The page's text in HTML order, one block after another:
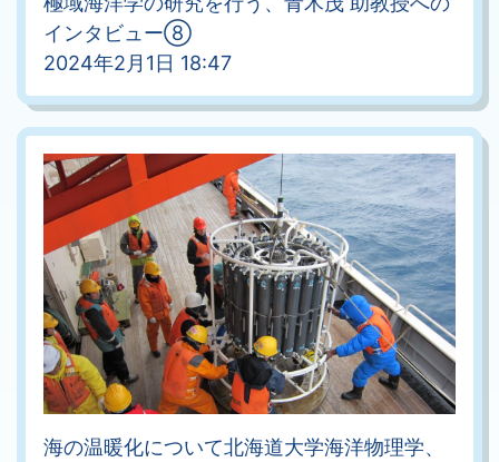
インタビュー⑧
2024年2月1日 18:47
海の温暖化について北海道大学海洋物理学、